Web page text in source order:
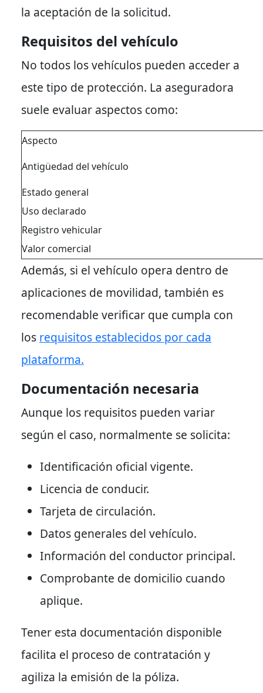
la aceptación de la solicitud.
Requisitos del vehículo
No todos los vehículos pueden acceder a
este tipo de protección. La aseguradora
suele evaluar aspectos como:
Aspecto
Antigüedad del vehículo
Estado general
Uso declarado
Registro vehicular
Valor comercial
Además, si el vehículo opera dentro de
aplicaciones de movilidad, también es
recomendable verificar que cumpla con
los requisitos establecidos por cada
plataforma.
Documentación necesaria
Aunque los requisitos pueden variar
según el caso, normalmente se solicita:
Identificación oficial vigente.
Licencia de conducir.
Tarjeta de circulación.
Datos generales del vehículo.
Información del conductor principal.
Comprobante de domicilio cuando
aplique.
Tener esta documentación disponible
facilita el proceso de contratación y
agiliza la emisión de la póliza.